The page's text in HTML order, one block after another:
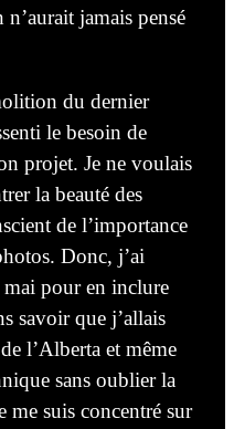
jamais pensé
du dernier
le besoin de
projet. Je ne voulais
la beauté des
de l’importance
Donc, j’ai
pour en inclure
savoir que j’allais
l’Alberta et même
sans oublier la
me suis concentré sur